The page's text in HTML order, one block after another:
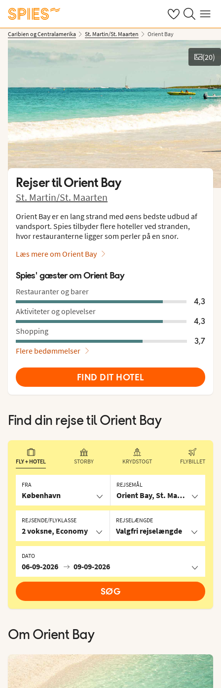
Se dine gemte
Søg påMenu
Caribien og Centralamerika St. Martin/St. Maarten Orient Bay
Vis billeder
(20)
Rejser tilOrient Bay
St. Martin/St. Maarten
Orient Bay er en lang strand med øens bedste udbud af
vandsport. Spies tilbyder flere hoteller ved stranden,
hvor restauranterne ligger som perler på en snor.
Læs mere om Orient Bay
Spies' gæster om Orient Bay
Restauranter og barer
4,3
Aktiviteter og oplevelser
4,3
Shopping
3,7
Flere bedømmelser
FIND DIT HOTEL
Find din rejse til Orient Bay
FLY + HOTEL STORBY KRYDSTOGT FLYBILLET
FRA
København
REJSEMÅL
Orient Bay, St. Martin/St.
REJSELÆNGDE
Valgfri rejselængde
DATO
06-09-2026 09-09-2026
REJSENDE/FLYKLASSE
2 voksne, Economy
SØG
Om Orient Bay